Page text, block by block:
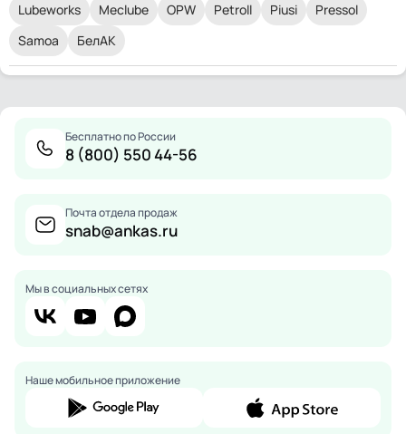
Lubeworks
Meclube OPW Petroll Piusi
Pressol
Samoa
БелАК
Бесплатно по России
8 (800) 550 44-56
Почта отдела продаж
snab@ankas.ru
Мы в социальных сетях
Наше мобильное приложение